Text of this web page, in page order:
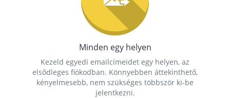
Minden egy helyen
Kezeld egyedi emailcímeidet egy helyen, az
elsődleges fiókodban. Könnyebben áttekinthető,
kényelmesebb, nem szükséges többször ki-be
jelentkezni.